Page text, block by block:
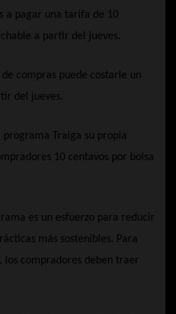
a pagar una tarifa de 10
a partir del jueves.
compras puede costarle un
del jueves.
programa Traiga su propia
10 centavos por bolsa
es un esfuerzo para reducir
más sostenibles. Para
compradores deben traer